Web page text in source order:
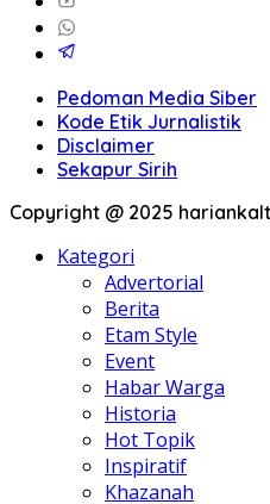
Pedoman Media Siber
Kode Etik Jurnalistik
Disclaimer
Sekapur Sirih
Copyright @ 2025
Kategori
Advertorial
Berita
Etam Style
Event
Habar Warga
Historia
Hot Topik
Inspiratif
Khazanah